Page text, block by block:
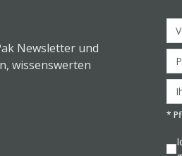
Newsletter und
wissenswerten
*